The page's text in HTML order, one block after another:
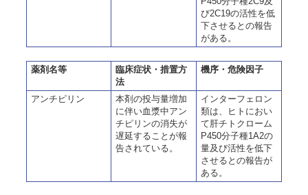
び2C19の活性を低
下させるとの報告
がある。
薬剤名等
臨床症状・措置方
法
機序・危険因子
アンチピリン
本剤の投与量増加
に伴い血漿中アン
チピリンの消失が
遅延することが報
告されている。
インターフェロン
類は、ヒトにおい
て肝チトクローム
P450分子種1A2の
量及び活性を低下
させるとの報告が
ある。